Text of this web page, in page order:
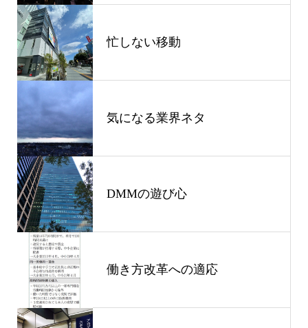
忙しない移動
気になる業界ネタ
DMMの遊び心
働き方改革への適応